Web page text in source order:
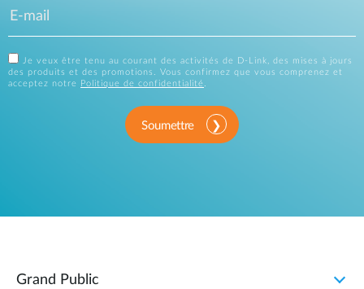
Je veux être tenu au courant des activités de D-Link, des mises à jours
des produits et des promotions. Vous confirmez que vous comprenez et
acceptez notre
Politique de confidentialité.
Soumettre
Grand Public